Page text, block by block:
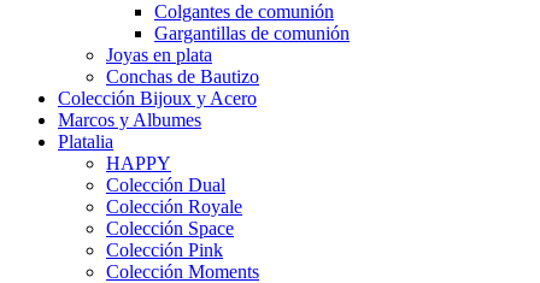
Colgantes de comunión
Gargantillas de comunión
Joyas en plata
Conchas de Bautizo
Colección Bijoux y Acero
Marcos y Albumes
Platalia
HAPPY
Colección Dual
Colección Royale
Colección Space
Colección Pink
Colección Moments